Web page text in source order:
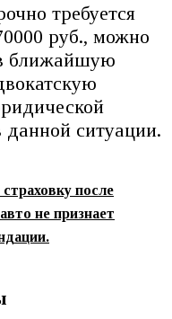
требуется
руб., можно
ближайшую
ситуации.
после
не признает